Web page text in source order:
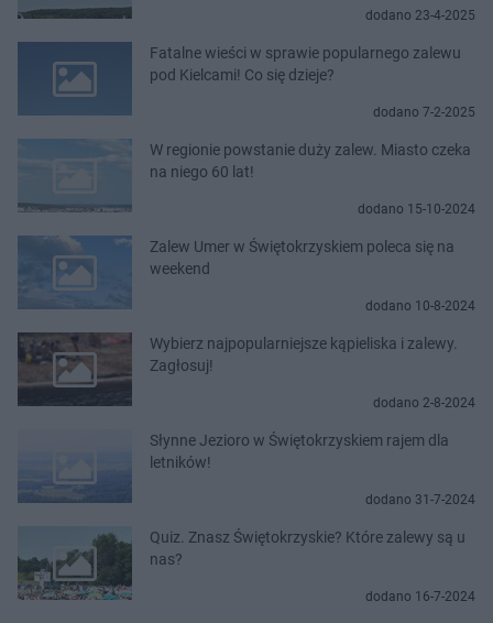
dodano 23-4-2025
Fatalne wieści w sprawie popularnego zalewu
pod Kielcami! Co się dzieje?
dodano 7-2-2025
W regionie powstanie duży zalew. Miasto czeka
na niego 60 lat!
dodano 15-10-2024
Zalew Umer w Świętokrzyskiem poleca się na
weekend
dodano 10-8-2024
Wybierz najpopularniejsze kąpieliska i zalewy.
Zagłosuj!
dodano 2-8-2024
Słynne Jezioro w Świętokrzyskiem rajem dla
letników!
dodano 31-7-2024
Quiz. Znasz Świętokrzyskie? Które zalewy są u
nas?
dodano 16-7-2024